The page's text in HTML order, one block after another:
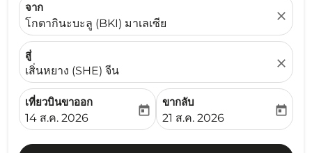
จาก
โกตากินะบะลู (BKI) มาเลเซีย
close
สู่
เสิ่นหยาง (SHE) จีน
close
เที่ยวบินขาออก
fc-booking-departure-date-aria-label
14 ส.ค. 2026
today
ขากลับ
fc-booking-return-date-
21 ส.ค. 2026
today